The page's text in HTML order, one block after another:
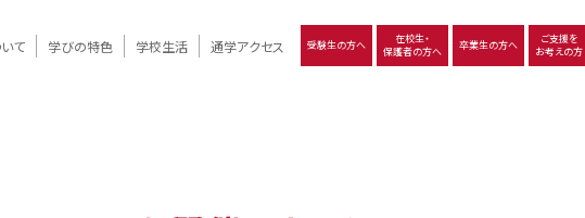
て 学びの特色 学校生活 通学アクセス 受験生の方へ
在校生・
保護者の方へ
卒業生の方へ
ご支援を
お考えの方